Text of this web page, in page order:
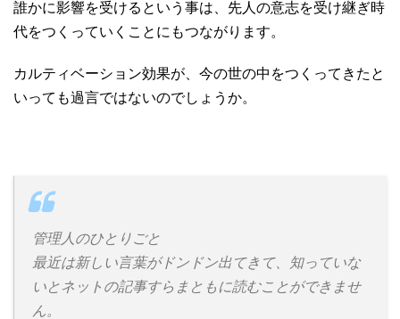
誰かに影響を受けるという事は、先人の意志を受け継ぎ時
代をつくっていくことにもつながります。
カルティベーション効果が、今の世の中をつくってきたと
いっても過言ではないのでしょうか。
管理人のひとりごと
最近は新しい言葉がドンドン出てきて、知っていな
いとネットの記事すらまともに読むことができませ
ん。